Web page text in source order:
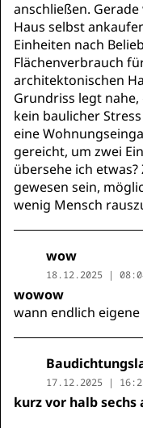
anschließen.
Haus selbst
Einheiten nach
Flächenverbrauch
architektonischen
Grundriss legt
kein baulicher
eine
gereicht, um zwei
übersehe ich
gewesen sein,
wenig Mensch
wow
18.12.2025 |
wowow
wann endlich
17.12.2025 |
kurz vor halb sechs